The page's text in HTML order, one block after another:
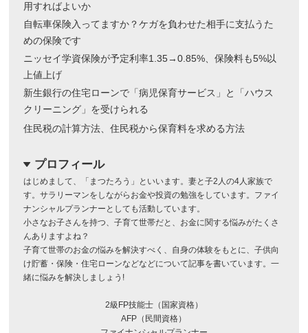
用すればよいか
自転車保険入ってますか？ケガを負わせた相手に支払うた
めの保険です
ニッセイ学資保険が予定利率1.35→0.85%、保険料も5%以
上値上げ
新生銀行の住宅ローンで「病児保育サービス」と「ハウス
クリーニング」を受けられる
住民税の計算方法、住民税から保育料を求める方法
dropdown プロフィール
はじめまして、「まつたろう」といいます。妻と子2人の4人家族で
す。サラリーマンをしながらお金や投資の勉強をしています。ファイ
ナンシャルプランナーとしても活動しています。
小さなお子さんを持つ、子育て世帯だと、お金に関する悩みがたくさ
んありますよね？
子育て世帯のお金の悩みを解決すべく、自身の体験をもとに、子供向
け貯蓄・保険・住宅ローンなどなどについて記事を書いています。一
緒に悩みを解決しましょう!
2級FP技能士（国家資格）
AFP（民間資格）